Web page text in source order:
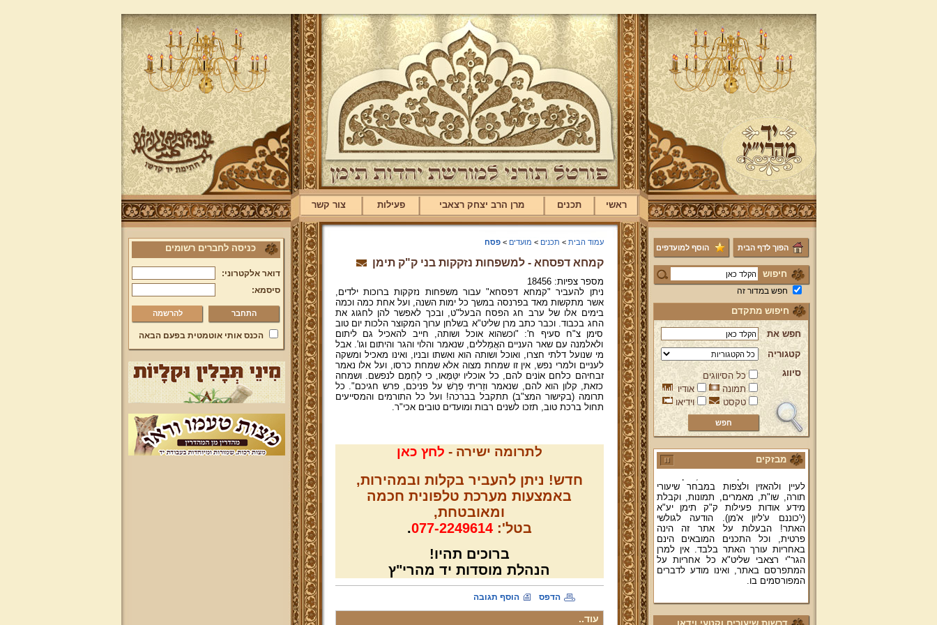
ראשי תכנים מרן הרב יצחק רצאבי פעילות צור קשר
הפוך לדף הבית הוסף למועדפים
חיפוש
חפש במדור זה
חיפוש מתקדם
חפש את
קטגוריה
סיווג
כל הסיווגים
תמונה
אודיו
טקסט
וידיאו
מבזקים
ברוכים הבאים לאתר מהרי"ץ
יד מהרי"ץ - פורטל תורני למורשת יהדות
תימן, האתר הרשמי להנצחת מורשתו
של גאון רבני תימן ותפארתם מהרי"ץ
זצוק"ל. באתר תמצאו גם תכנים תורניים
והלכתיים רבים של מרן הגאון הרב יצחק
רצאבי שליט"א - פוסק עדת תימן,
מחבר ספרי שלחן ערוך המקוצר ח"ח
ושו"ת עולת יצחק ג"ח ועוד, וכן תוכלו
לעיין ולהאזין ולצפות במבחר שיעורי
תורה, שו"ת, מאמרים, תמונות, וקבלת
מידע אודות פעילות ק"ק תימן יע"א
(י'כוננם ע'ליון א'מן). הודעה לגולשי
האתר! הבעלות על אתר זה הינה
פרטית, וכל התכנים המובאים הינם
באחריות עורך האתר בלבד. אין למרן
הגר"י רצאבי שליט"א כל אחריות על
המתפרסם באתר, ואינו מודע לדברים
המפורסמים בו.
פניה נרגשת אל אחינו בני עדת תימן
עמוד הבית > תכנים > מועדים >פסח
קמחא דפסחא - למשפחות נזקקות בני ק"ק תימן
מספר צפיות: 18456
ניתן להעביר "קמחא דפסחא" עבור משפחות נזקקות ברוכות ילדים,
אשר מתקשות מאד בפרנסה במשך כל ימות השנה, ועל אחת כמה וכמה
בימים אלו של ערב חג הפסח הבעל"ט, ובכך לאפשר להן לחגוג את
החג בכבוד. וכבר כתב מרן שליט"א בשלחן ערוך המקוצר הלכות יום טוב
סימן צ"ח סעיף ח': "וכשהוא אוכל ושותה, חייב להאכיל גם ליתום
ולאלמנה עם שאר העניים האֲמֵללים, שנאמר והלוי והגר והיתום וגו'. אבל
מי שנועל דלתי חצרו, ואוכל ושותה הוא ואשתו ובניו, ואינו מאכיל ומשקה
לעניים ולמרי נפש, אין זו שמחת מצוה אלא שמחת כרסו, ועל אלו נאמר
זבחיהם כלחם אוֹנים להם, כל אוכליו יִטַּמָּאו, כי לַחְמָם לנפשם. ושמחה
כזאת, קלון הוא להם, שנאמר וזֵריתי פֶרֶשׁ על פניכם, פרש חגיכם". כל
תרומה (בקישור המצ"ב) תתקבל בברכה! ועל כל התורמים והמסייעים
תחול ברכת טוב, תזכו לשנים רבות ומועדים טובים אכי"ר.
לתרומה ישירה - לחץ כאן
חדש! ניתן להעביר בקלות ובמהירות,
באמצעות מערכת טלפונית חכמה
ומאובטחת,
בטל': 077-2249614
.
ברוכים תהיו!
הנהלת מוסדות יד מהרי"ץ
הדפס הוסף תגובה
עוד..
כניסה לחברים רשומים
דואר אלקטרוני:
סיסמא:
להרשמה
הכנס אותי אוטמטית בפעם הבאה